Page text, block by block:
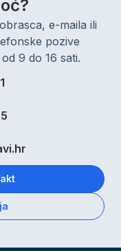
e-maila ili
pozive
9 do 16 sati.